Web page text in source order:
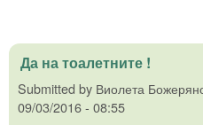
Да на тоалетните !
Submitted by Виолета
09/03/2016 - 08:55